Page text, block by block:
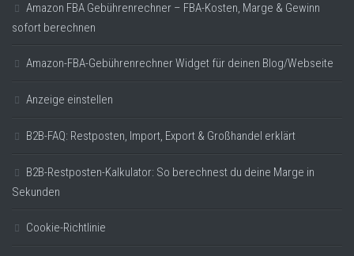
Amazon FBA Gebührenrechner – FBA-Kosten, Marge & Gewinn
sofort berechnen
Amazon-FBA-Gebührenrechner Widget für deinen Blog/Webseite
Anzeige einstellen
B2B-FAQ: Restposten, Import, Export & Großhandel erklärt
B2B-Restposten-Kalkulator: So berechnest du deine Marge in
Sekunden
Cookie-Richtlinie